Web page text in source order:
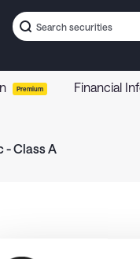
Premium Financial
- Class A